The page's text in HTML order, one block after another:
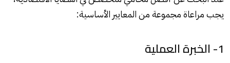
يجب مراعاة مجموعة من المعايير الأساسية:
1- الخبرة العملية